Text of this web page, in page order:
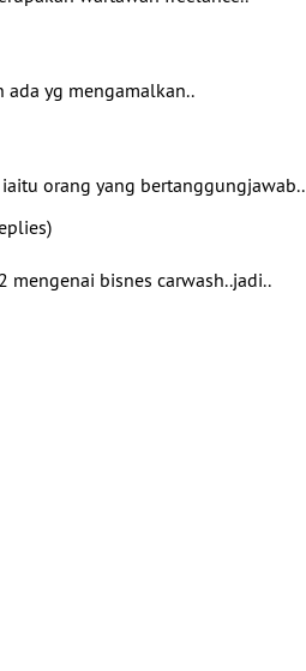
ada yg mengamalkan..
orang yang bertanggungjawab..
mengenai bisnes carwash..jadi..